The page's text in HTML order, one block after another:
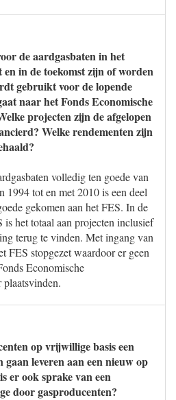
de aardgasbaten in het
in de toekomst zijn of worden
gebruikt voor de lopende
naar het Fonds Economische
projecten zijn de afgelopen
Welke rendementen zijn
volledig ten goede van
1994 tot en met 2010 is een deel
gekomen aan het FES. In de
is het totaal aan projecten inclusief
terug te vinden. Met ingang van
FES stopgezet waardoor er geen
Economische
plaatsvinden.
op vrijwillige basis een
leveren aan een nieuw op
er ook sprake van een
door gasproducenten?